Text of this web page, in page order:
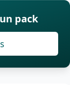
pack